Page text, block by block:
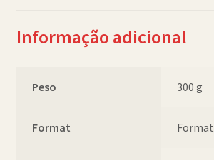
Informação adicional
Peso 300 g
Format Format